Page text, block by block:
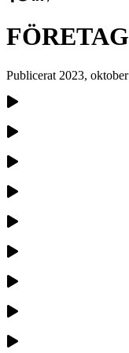
FÖRETAG
Publicerat 2023, oktober